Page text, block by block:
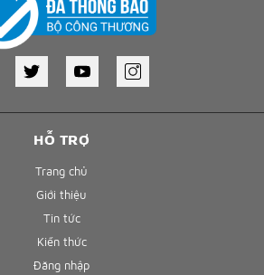
HỖ TRỢ
Trang chủ
Giới thiệu
Tin tức
Kiến thức
Đăng nhập